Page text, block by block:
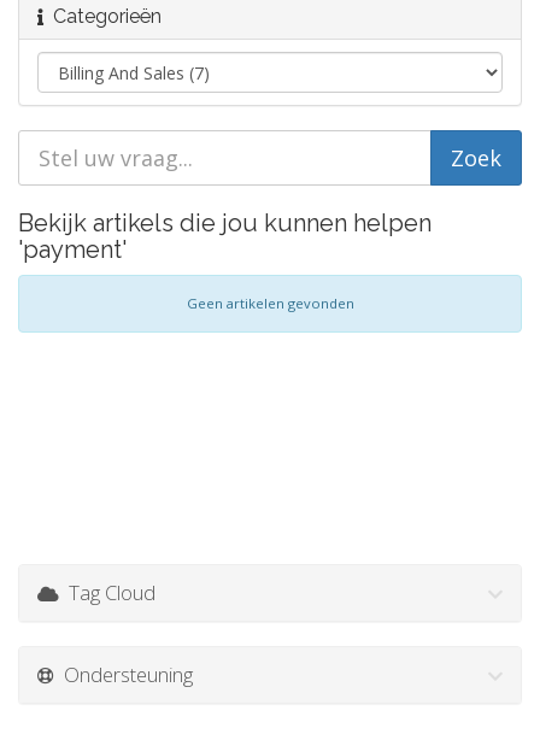
Categorieën
Bekijk artikels die jou kunnen helpen
'payment'
Geen artikelen gevonden
Tag Cloud
Ondersteuning